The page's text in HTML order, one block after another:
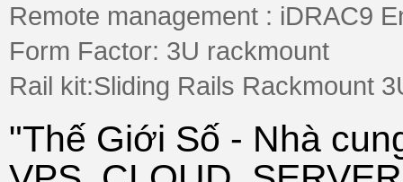
Remote management : iDRAC9
Form Factor: 3U rackmount
Rail kit:Sliding Rails Rackmount
"Thế Giới Số - Nhà